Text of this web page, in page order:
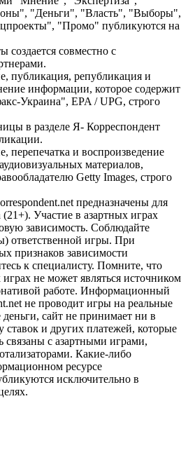
"Деньги", "Власть", "Выборы",
"Промо" публикуются на
создается совместно с
публикация, републикация и
информации, которое содержит
Украина", EPA / UPG, строго
в разделе Я- Корреспондент
перепечатка и воспроизведение
материалов,
Getty Images, строго
предназначены для
Участие в азартных играх
зависимость. Соблюдайте
ответственной игры. При
признаков зависимости
к специалисту. Помните, что
играх не может являться источником
работе. Информационный
не проводит игры на реальные
сайт не принимает ни в
ставок и других платежей, которые
связаны с азартными играми,
Какие-либо
ресурсе
исключительно в